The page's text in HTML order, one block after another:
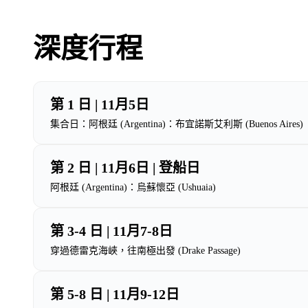
深度行程
第 1 日 | 11月5日
集合日：阿根廷 (Argentina)：布宜諾斯艾利斯 (Buenos Aires)
第 2 日 | 11月6日 | 登船日
阿根廷 (Argentina)：烏蘇懷亞 (Ushuaia)
第 3-4 日 | 11月7-8日
穿過德雷克海峽，往南極出發 (Drake Passage)
第 5-8 日 | 11月9-12日